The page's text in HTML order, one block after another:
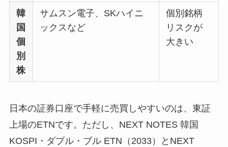
韓
国
個
別
株
サムスン電子、SKハイニ
ックスなど
個別銘柄
リスクが
大きい
日本の証券口座で手軽に売買しやすいのは、東証
上場のETNです。ただし、NEXT NOTES 韓国
KOSPI・ダブル・ブル ETN（2033）とNEXT